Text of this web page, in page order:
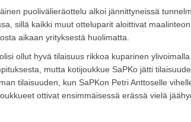
puolivälieräottelu alkoi jännittyneissä
sillä kaikki muut otteluparit aloittivat
aikaan yrityksestä huolimatta.
ollut hyvä tilaisuus rikkoa kuparinen
mutta kotijoukkue SaPKo jätti
tilaisuuden, kun SaPKon Petri Anttoselle
ottivat ensimmäisessä erässä vielä